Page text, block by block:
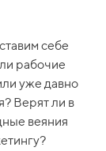
себе
рабочие
уже давно
Верят ли в
веяния